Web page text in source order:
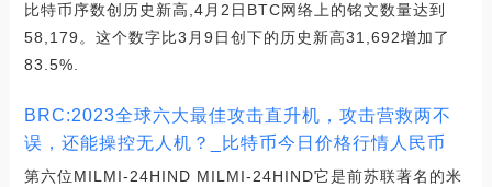
比特币序数创历史新高,4月2日BTC网络上的铭文数量达到
58,179。这个数字比3月9日创下的历史新高31,692增加了
83.5%.
BRC:2023全球六大最佳攻击直升机，攻击营救两不
误，还能操控无人机？_比特币今日价格行情人民币
第六位MILMI-24HIND MILMI-24HIND它是前苏联著名的米